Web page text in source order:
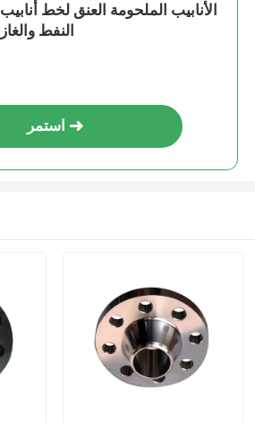
الأنابيب الملحومة العنق لخط أنابيب
النفط والغاز
استمر